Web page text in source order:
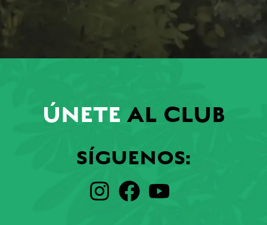
ÚNETE AL CLUB
SÍGUENOS: